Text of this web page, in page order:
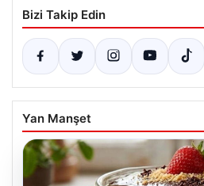
Bizi Takip Edin
Yan Manşet